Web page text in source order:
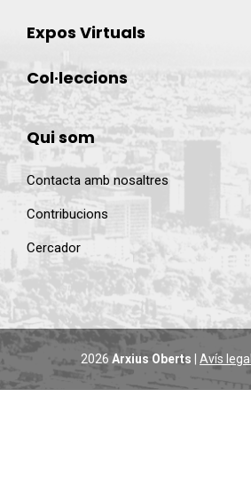
Expos Virtuals
Col·leccions
Qui som
Contacta amb nosaltres
Contribucions
Cercador
2026 Arxius Oberts Avís legal